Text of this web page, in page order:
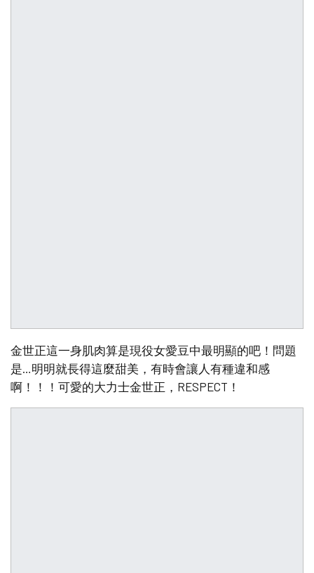
金世正這一身肌肉算是現役女愛豆中最明顯的吧！問題
是…明明就長得這麼甜美，有時會讓人有種違和感
啊！！！可愛的大力士金世正，RESPECT！